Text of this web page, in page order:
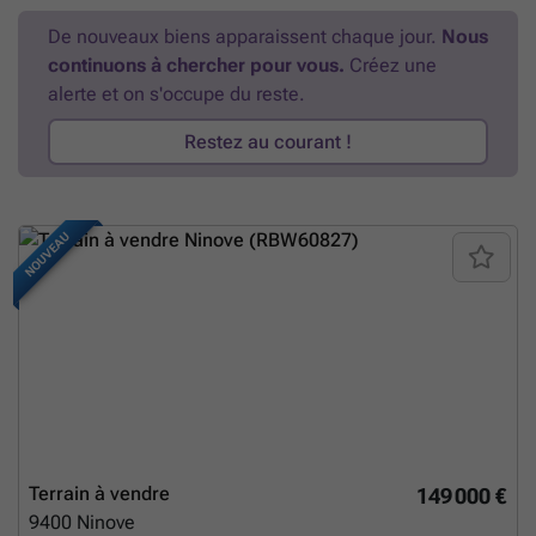
comfort en een ruime tuin. Bekijk de documenten onderaan deze
pagina bij 'downloads'. VCRO: Wglk/Gvg/Gvkr/Gmo/Gvv - P-Score:
En savoir plus ?
De nouveaux biens apparaissent chaque jour. Nous
continuons à chercher pour vous. Créez une
alerte et on s'occupe du reste.
Restez au courant !
NOUVEAU
149 000 €
Terrain à vendre
9400 Ninove